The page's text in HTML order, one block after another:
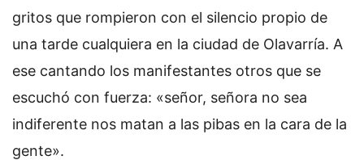
gritos que rompieron con el silencio propio de
una tarde cualquiera en la ciudad de Olavarría. A
ese cantando los manifestantes otros que se
escuchó con fuerza: «señor, señora no sea
indiferente nos matan a las pibas en la cara de la
gente».